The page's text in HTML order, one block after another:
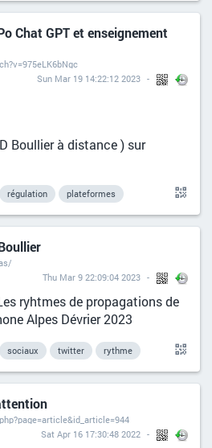
Chat GPT et enseignement
Sun Mar 19 14:22:12 2023
Boullier à distance ) sur
régulation plateformes
Thu Mar 9 22:09:04 2023
ryhtmes de propagations de
Alpes Dévrier 2023
sociaux twitter rythme
Sat Apr 16 17:30:48 2022